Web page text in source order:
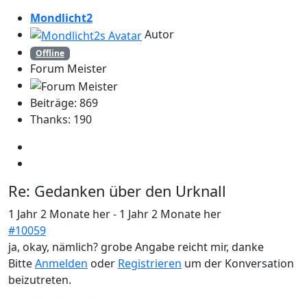
Mondlicht2
Autor
Offline
Forum Meister
Beiträge: 869
Thanks: 190
Re: Gedanken über den Urknall
1 Jahr 2 Monate her- 1 Jahr 2 Monate her
#10059
ja, okay, nämlich? grobe Angabe reicht mir, danke
BitteAnmelden oder Registrieren um der Konversation
beizutreten.